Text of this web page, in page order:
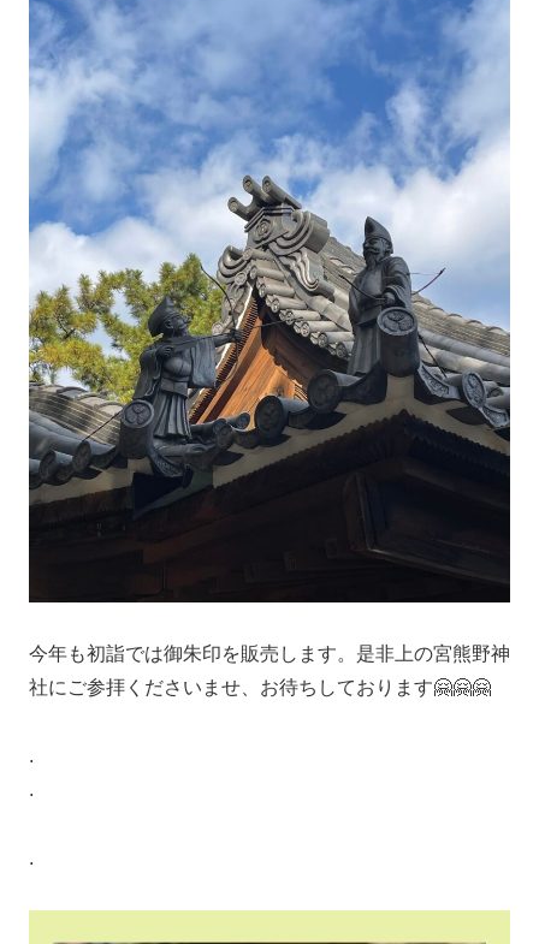
今年も初詣では御朱印を販売します。是非上の宮熊野神
社にご参拝くださいませ、お待ちしております🤗🤗🤗
.
.
.